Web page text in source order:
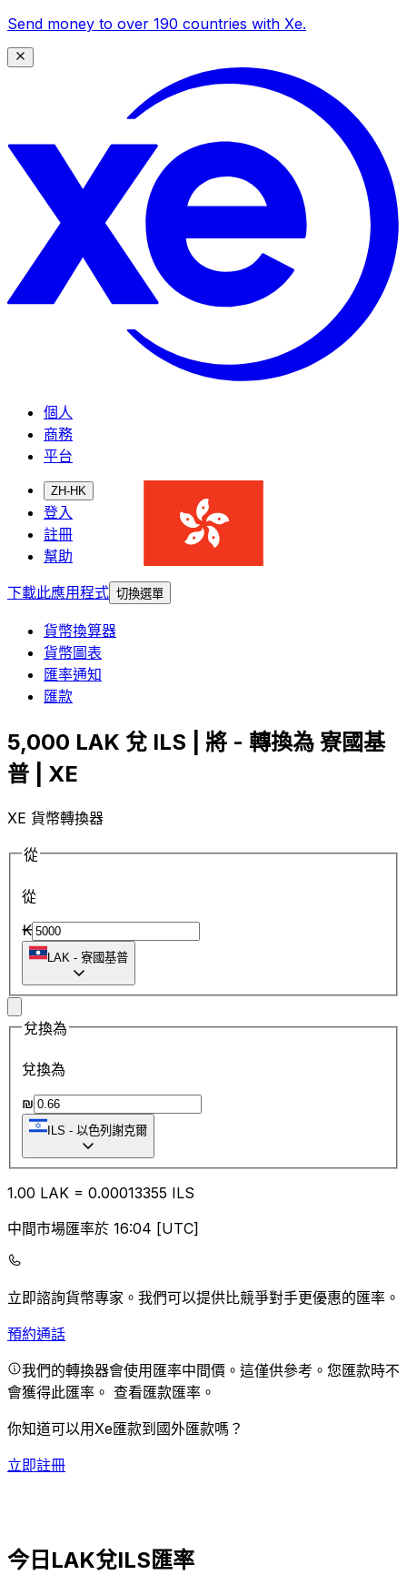
Send money to over 190 countries with Xe.
個人
商務
平台
ZH-HK
登入
註冊
幫助
下載此應用程式 切換選單
貨幣換算器
貨幣圖表
匯率通知
匯款
5,000 LAK 兌 ILS | 將 - 轉換為 寮國基
普 | XE
XE 貨幣轉換器
從
從
₭
LAK - 寮國基普
兌換為
兌換為
₪
ILS - 以色列謝克爾
1.00 LAK = 0.00013355 ILS
中間市場匯率於 16:04 [UTC]
立即諮詢貨幣專家。 我們可以提供比競爭對手更優惠的匯率。
預約通話
我們的轉換器會使用匯率中間價。這僅供參考。您匯款時不
會獲得此匯率。 查看匯款匯率。
你知道可以用Xe匯款到國外匯款嗎？
立即註冊
今日LAK兌ILS匯率